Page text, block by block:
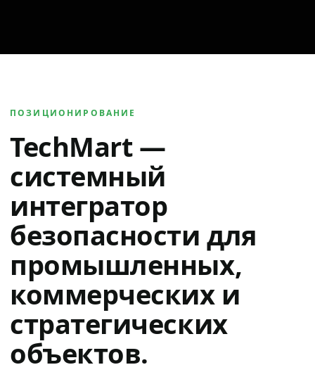
ПОЗИЦИОНИРОВАНИЕ
TechMart —
системный
интегратор
безопасности для
промышленных,
коммерческих и
стратегических
объектов.